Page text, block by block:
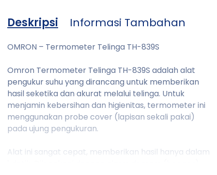
Deskripsi Informasi Tambahan
OMRON – Termometer Telinga TH-839S
Omron Termometer Telinga TH-839S adalah alat
pengukur suhu yang dirancang untuk memberikan
hasil seketika dan akurat melalui telinga. Untuk
menjamin kebersihan dan higienitas, termometer ini
menggunakan probe cover (lapisan sekali pakai)
pada ujung pengukuran.
Alat ini sangat cepat, memberikan hasil hanya dalam